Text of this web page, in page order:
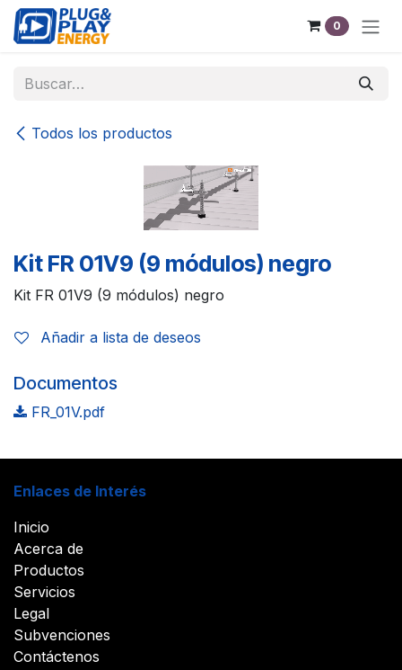
Ir al contenido
0
Todos los productos
Kit FR 01V9 (9 módulos) negro
Kit FR 01V9 (9 módulos) negro
Añadir a lista de deseos
Documentos
FR_01V.pdf
Enlaces de Interés
Inicio
Acerca de
Productos
Servicios
Legal
Subvenciones
Contáctenos